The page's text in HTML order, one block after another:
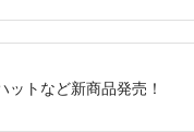
トなど新商品発売！